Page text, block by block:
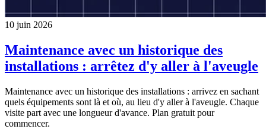
10 juin 2026
Maintenance avec un historique des
installations : arrêtez d'y aller à l'aveugle
Maintenance avec un historique des installations : arrivez en sachant
quels équipements sont là et où, au lieu d'y aller à l'aveugle. Chaque
visite part avec une longueur d'avance. Plan gratuit pour
commencer.